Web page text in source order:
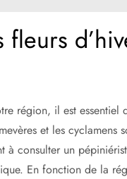
région, il est
et les cyclamens
à consulter un
En fonction de la